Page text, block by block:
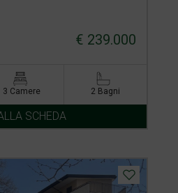
€ 239.000
3 Camere 2 Bagni
SCHEDA